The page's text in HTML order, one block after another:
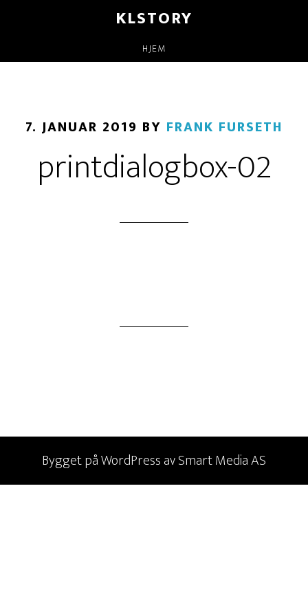
KLSTORY
HJEM
7. JANUAR 2019 BY FRANK FURSETH
printdialogbox-02
Bygget påWordPressavSmart Media AS